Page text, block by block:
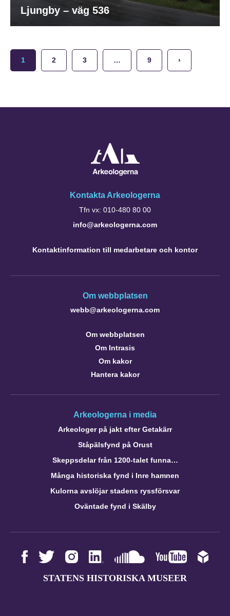
Ljungby – väg 536
1 2 3 … 9 ›
Kontakta Arkeologerna
Tfn vx: 010-480 80 00
info@arkeologerna.com
Kontaktinformation till medarbetare och kontor
Om webbplatsen
webb@arkeologerna.com
Om webbplatsen
Om Intrasis
Om kakor
Hantera kakor
Arkeologerna i media
Arkeologer på jakt efter Getakärr
Ståpälsfynd på Orust
Skeppsdelar från 1200-talet funna…
Många historiska fynd i Inre hamnen
Kulorna avslöjar stadens ryssförsvar
Oväntade fynd i Skälby
STATENS HISTORISKA MUSEER